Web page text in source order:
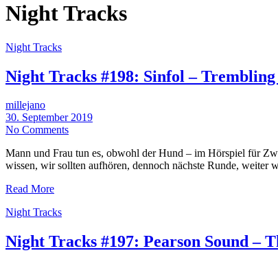
Night Tracks
Night Tracks
Night Tracks #198: Sinfol –
millejano
30. September 2019
No Comments
Mann und Frau tun es, obwohl der Hund – im Hörspiel für
wissen, wir sollten aufhören, dennoch nächste Runde,
Read More
Night Tracks
Night Tracks #197: Pearson Sound –